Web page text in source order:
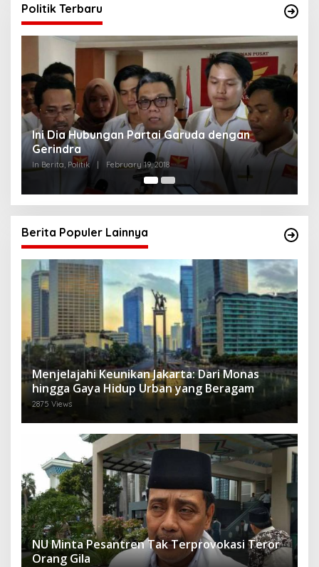
Politik Terbaru
Strategi PPP Menangkan Duet Ganjar dan Gus
Yasin
In Berita, Politik February 19, 2018
Berita Populer Lainnya
Menjelajahi Keunikan Jakarta: Dari Monas
hingga Gaya Hidup Urban yang Beragam
2875 Views
NU Minta Pesantren Tak Terprovokasi Teror
Orang Gila